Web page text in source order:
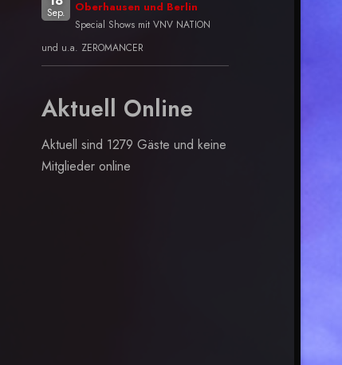
Sep. Oberhausen und Berlin
Special Shows mit VNV NATION
und u.a. ZEROMANCER
Aktuell Online
Aktuell sind 1279 Gäste und keine
Mitglieder online